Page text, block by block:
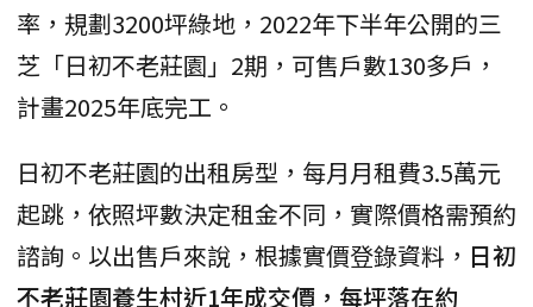
率，規劃3200坪綠地，2022年下半年公開的三
芝「日初不老莊園」2期，可售戶數130多戶，
計畫2025年底完工。
日初不老莊園的出租房型，每月月租費3.5萬元
起跳，依照坪數決定租金不同，實際價格需預約
諮詢。以出售戶來說，根據實價登錄資料， 日初
不老莊園養生村近1年成交價，每坪落在約